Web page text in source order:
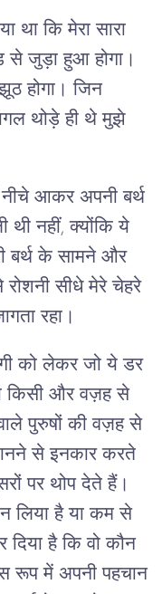
था कि मेरा सारा
से जुड़ा हुआ होगा।
होगा। जिन
थोड़े ही थे मुझे
आकर अपनी बर्थ
थी नहीं, क्योंकि ये
बर्थ के सामने और
सीधे मेरे चेहरे
रहा।
को लेकर जो ये डर
किसी और वज़ह से
पुरुषों की वज़ह से
से इनकार करते
पर थोप देते हैं।
लिया है या कम से
है कि वो कौन
रूप में अपनी पहचान